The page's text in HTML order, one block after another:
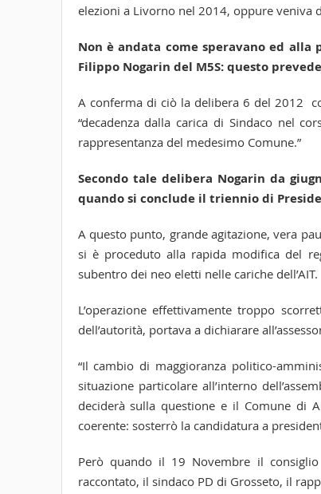
elezioni a Livorno nel 2014, oppure veniva
Non è andata come speravano ed alla
Filippo Nogarin del M5S: questo
A conferma di ciò la delibera 6 del 2012
“decadenza dalla carica di Sindaco nel
rappresentanza del medesimo Comune.”
Secondo tale delibera Nogarin da
quando si conclude il triennio di
A questo punto, grande agitazione, vera
si è proceduto alla rapida modifica del
subentro dei neo eletti nelle cariche dell’AIT.
L’operazione effettivamente troppo
dell’autorità, portava a dichiarare
“Il cambio di maggioranza politico-
situazione particolare all’interno
deciderà sulla questione e il Comune di
coerente: sosterrò la candidatura a
Però quando il 19 Novembre il
raccontato, il sindaco PD di Grosseto, il